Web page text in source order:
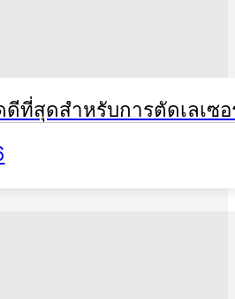
ที่สุดสำหรับการตัดเลเซ